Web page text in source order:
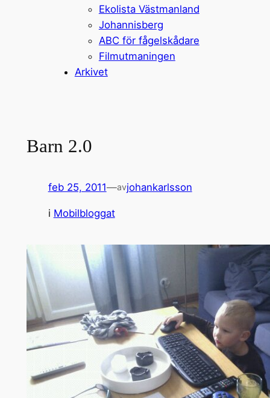
Ekolista Västmanland
Johannisberg
ABC för fågelskådare
Filmutmaningen
Arkivet
Barn 2.0
feb 25, 2011—avjohankarlsson
i Mobilbloggat